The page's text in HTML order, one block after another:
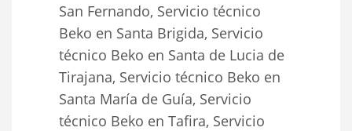
San Fernando, Servicio técnico
Beko en Santa Brigida, Servicio
técnico Beko en Santa de Lucia de
Tirajana, Servicio técnico Beko en
Santa María de Guía, Servicio
técnico Beko en Tafira, Servicio